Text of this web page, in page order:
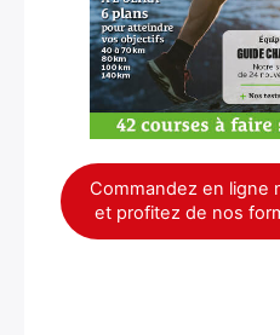
Commandez en ligne
et profitez de nos